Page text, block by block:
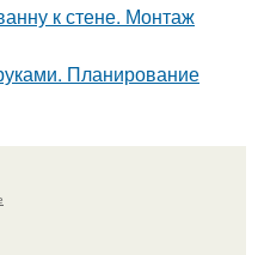
к стене. Монтаж
Планирование